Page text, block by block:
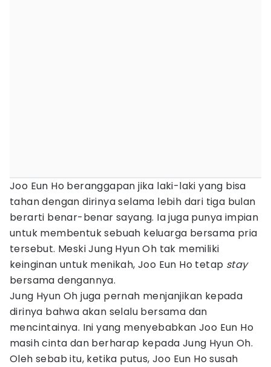
Joo Eun Ho beranggapan jika laki-laki yang bisa
tahan dengan dirinya selama lebih dari tiga bulan
berarti benar-benar sayang. Ia juga punya impian
untuk membentuk sebuah keluarga bersama pria
tersebut. Meski Jung Hyun Oh tak memiliki
keinginan untuk menikah, Joo Eun Ho tetap stay
bersama dengannya.
Jung Hyun Oh juga pernah menjanjikan kepada
dirinya bahwa akan selalu bersama dan
mencintainya. Ini yang menyebabkan Joo Eun Ho
masih cinta dan berharap kepada Jung Hyun Oh.
Oleh sebab itu, ketika putus, Joo Eun Ho susah